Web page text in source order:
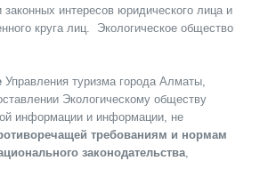
интересов юридического лица и
круга лиц. Экологическое общество
Управления туризма города Алматы,
Экологическому обществу
информации и информации, не
требованиям и нормам
законодательства,